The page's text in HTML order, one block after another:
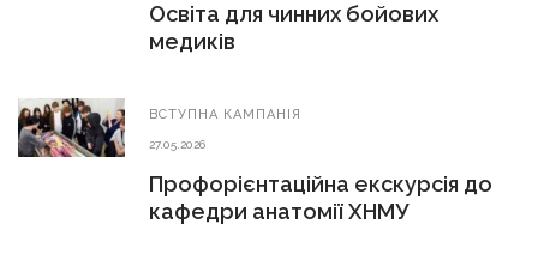
Освіта для чинних бойових
медиків
ВСТУПНА КАМПАНІЯ
27.05.2026
Профорієнтаційна екскурсія до
кафедри анатомії ХНМУ